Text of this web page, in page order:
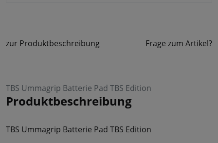
zur Produktbeschreibung Frage zum Artikel?
TBS Ummagrip Batterie Pad TBS Edition
Produktbeschreibung
TBS Ummagrip Batterie Pad TBS Edition